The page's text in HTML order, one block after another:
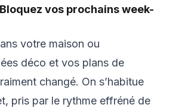
vos prochains week-
votre maison ou
déco et vos plans de
changé. On s’habitue
pris par le rythme effréné de